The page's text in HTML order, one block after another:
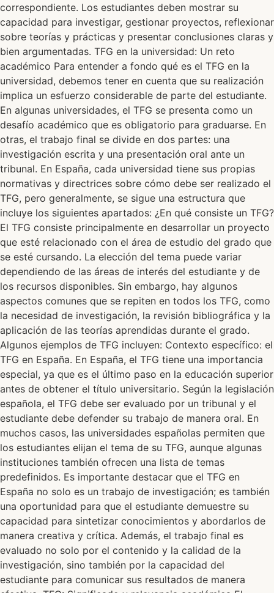
correspondiente. Los estudiantes deben mostrar su
capacidad para investigar, gestionar proyectos, reflexionar
sobre teorías y prácticas y presentar conclusiones claras y
bien argumentadas. TFG en la universidad: Un reto
académico Para entender a fondo qué es el TFG en la
universidad, debemos tener en cuenta que su realización
implica un esfuerzo considerable de parte del estudiante.
En algunas universidades, el TFG se presenta como un
desafío académico que es obligatorio para graduarse. En
otras, el trabajo final se divide en dos partes: una
investigación escrita y una presentación oral ante un
tribunal. En España, cada universidad tiene sus propias
normativas y directrices sobre cómo debe ser realizado el
TFG, pero generalmente, se sigue una estructura que
incluye los siguientes apartados: ¿En qué consiste un TFG?
El TFG consiste principalmente en desarrollar un proyecto
que esté relacionado con el área de estudio del grado que
se esté cursando. La elección del tema puede variar
dependiendo de las áreas de interés del estudiante y de
los recursos disponibles. Sin embargo, hay algunos
aspectos comunes que se repiten en todos los TFG, como
la necesidad de investigación, la revisión bibliográfica y la
aplicación de las teorías aprendidas durante el grado.
Algunos ejemplos de TFG incluyen: Contexto específico: el
TFG en España. En España, el TFG tiene una importancia
especial, ya que es el último paso en la educación superior
antes de obtener el título universitario. Según la legislación
española, el TFG debe ser evaluado por un tribunal y el
estudiante debe defender su trabajo de manera oral. En
muchos casos, las universidades españolas permiten que
los estudiantes elijan el tema de su TFG, aunque algunas
instituciones también ofrecen una lista de temas
predefinidos. Es importante destacar que el TFG en
España no solo es un trabajo de investigación; es también
una oportunidad para que el estudiante demuestre su
capacidad para sintetizar conocimientos y abordarlos de
manera creativa y crítica. Además, el trabajo final es
evaluado no solo por el contenido y la calidad de la
investigación, sino también por la capacidad del
estudiante para comunicar sus resultados de manera